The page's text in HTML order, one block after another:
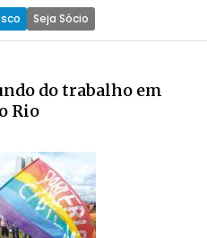
Seja Sócio
do trabalho em
Rio